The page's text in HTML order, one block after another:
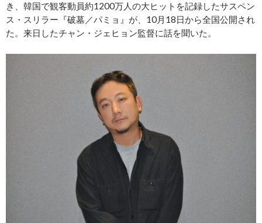
き、韓国で観客動員約1200万人の大ヒットを記録したサスペン
ス・スリラー『破墓／パミョ』が、10月18日から全国公開され
た。来日したチャン・ジェヒョン監督に話を聞いた。